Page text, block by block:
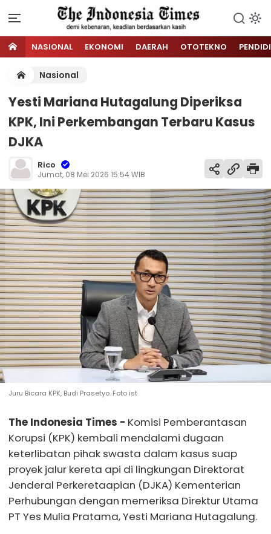
NASIONAL EKONOMI DAERAH OTOTEKNO
Nasional
Yesti Mariana Hutagalung Diperiksa
KPK, Ini Perkembangan Terbaru Kasus
DJKA
Rico
Jumat, 08 Mei 2026 15:54 WIB
Juru Bicara KPK, Budi Prasetyo. Foto ist
The Indonesia Times - Komisi Pemberantasan
Korupsi (KPK) kembali mendalami dugaan
keterlibatan pihak swasta dalam kasus suap
proyek jalur kereta api di lingkungan Direktorat
Jenderal Perkeretaapian (DJKA) Kementerian
Perhubungan dengan memeriksa Direktur Utama
PT Yes Mulia Pratama, Yesti Mariana Hutagalung.